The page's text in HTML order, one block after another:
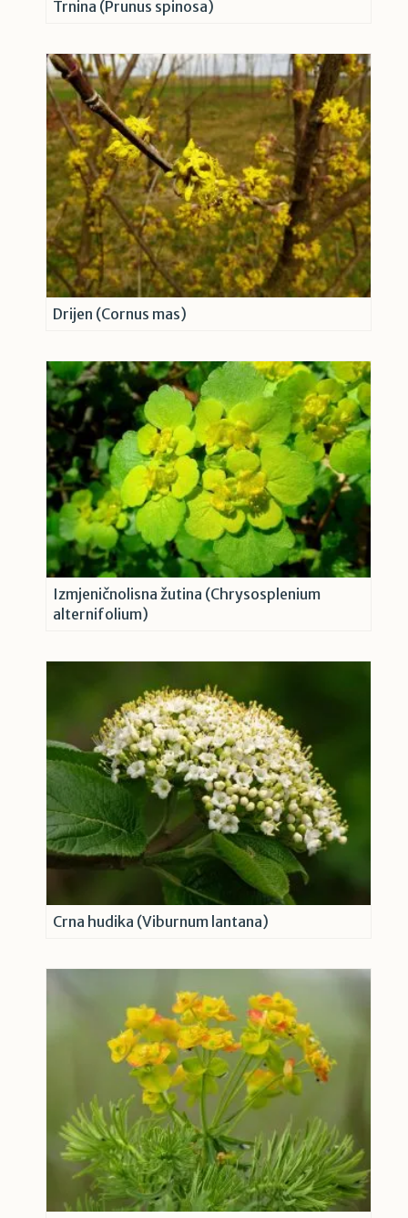
Trnina (Prunus spinosa)
Drijen (Cornus mas)
Izmjeničnolisna žutina (Chrysosplenium
alternifolium)
Crna hudika (Viburnum lantana)